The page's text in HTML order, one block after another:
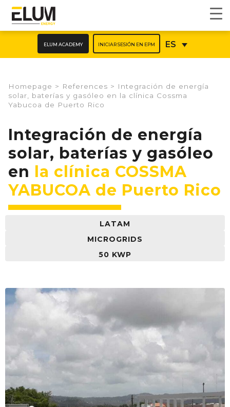
ELUM ACADEMY INICIAR SESIÓN EN EPM ES
Homepage > References > Integración de energía
solar, baterías y gasóleo en la clínica Cossma
Yabucoa de Puerto Rico
Integración de energía
solar, baterías y gasóleo
en la clínica COSSMA
YABUCOA de Puerto Rico
LATAM
MICROGRIDS
50 KWP